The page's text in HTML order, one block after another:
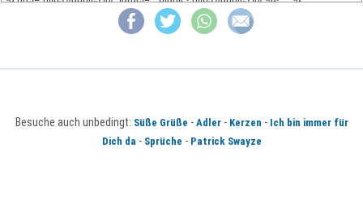
Besuche auch unbedingt: Süße Grüße - Adler- Kerzen - Ich bin immer für
Dich da - Sprüche - Patrick Swayze